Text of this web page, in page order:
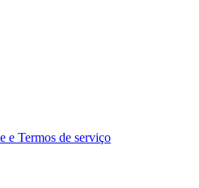
e Termos de serviço